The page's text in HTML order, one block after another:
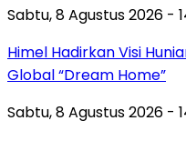
Sabtu, 8 Agustus 2026 -
Himel Hadirkan Visi
Global “Dream Home”
Sabtu, 8 Agustus 2026 -